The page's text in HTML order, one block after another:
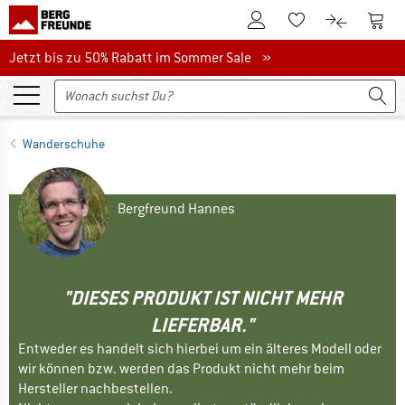
Zum KundenkontoZum Merkzettel.
Zum Zum
Jetzt bis zu 50% Rabatt im Sommer Sale
Jetzt bis zu 50% Rabatt im Sommer Sale »
Wanderschuhe
Bergfreund Hannes
"DIESES PRODUKT IST NICHT MEHR
LIEFERBAR."
Entweder es handelt sich hierbei um ein älteres Modell oder
wir können bzw. werden das Produkt nicht mehr beim
Hersteller nachbestellen.